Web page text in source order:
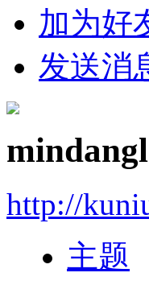
加为好
发送消
http://
主题